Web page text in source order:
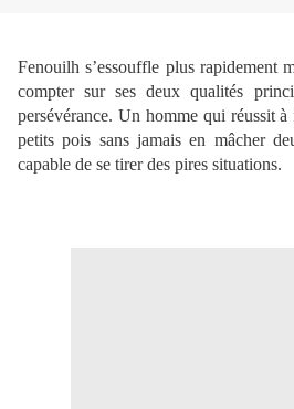
Fenouilh s’essouffle plus rapidement
compter sur ses deux qualités
persévérance. Un homme qui réussit
petits pois sans jamais en mâcher
capable de se tirer des pires situations.